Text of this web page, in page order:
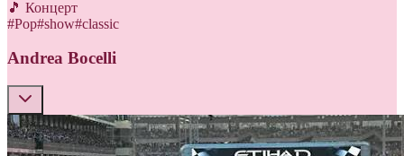
🎵 Концерт
#Pop#show#classic
Andrea Bocelli